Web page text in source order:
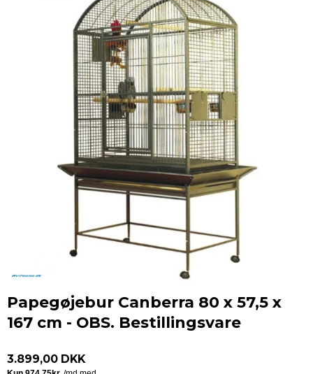
Papegøjebur Canberra 80 x 57,5 x
167 cm - OBS. Bestillingsvare
3.899,00 DKK